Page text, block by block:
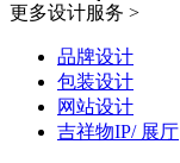
更多设计服务 >
品牌设计
包装设计
网站设计
吉祥物IP/ 展厅